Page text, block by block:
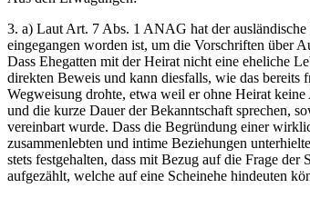
3. a) Laut Art. 7 Abs. 1 ANAG hat der
eingegangen worden ist, um die Vorschriften über
Dass Ehegatten mit der Heirat nicht eine eheliche
direkten Beweis und kann diesfalls, wie das bereits
Wegweisung drohte, etwa weil er ohne Heirat
und die kurze Dauer der Bekanntschaft sprechen,
vereinbart wurde. Dass die Begründung einer
zusammenlebten und intime Beziehungen
stets festgehalten, dass mit Bezug auf die Frage
aufgezählt, welche auf eine Scheinehe hindeuten